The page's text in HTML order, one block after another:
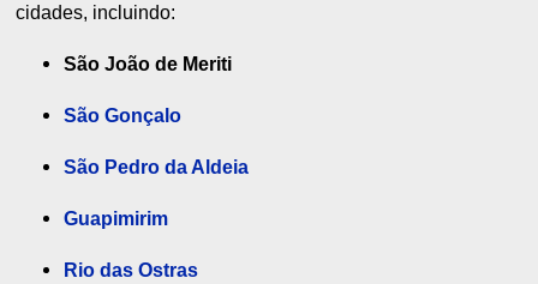
cidades, incluindo:
São João de Meriti
São Gonçalo
São Pedro da Aldeia
Guapimirim
Rio das Ostras